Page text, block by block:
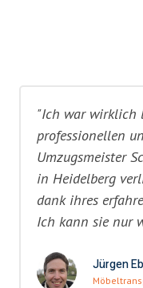
"Ich war wirklich
professionellen
Umzugsmeister
in Heidelberg
dank ihres
Ich kann sie nur
Jürgen